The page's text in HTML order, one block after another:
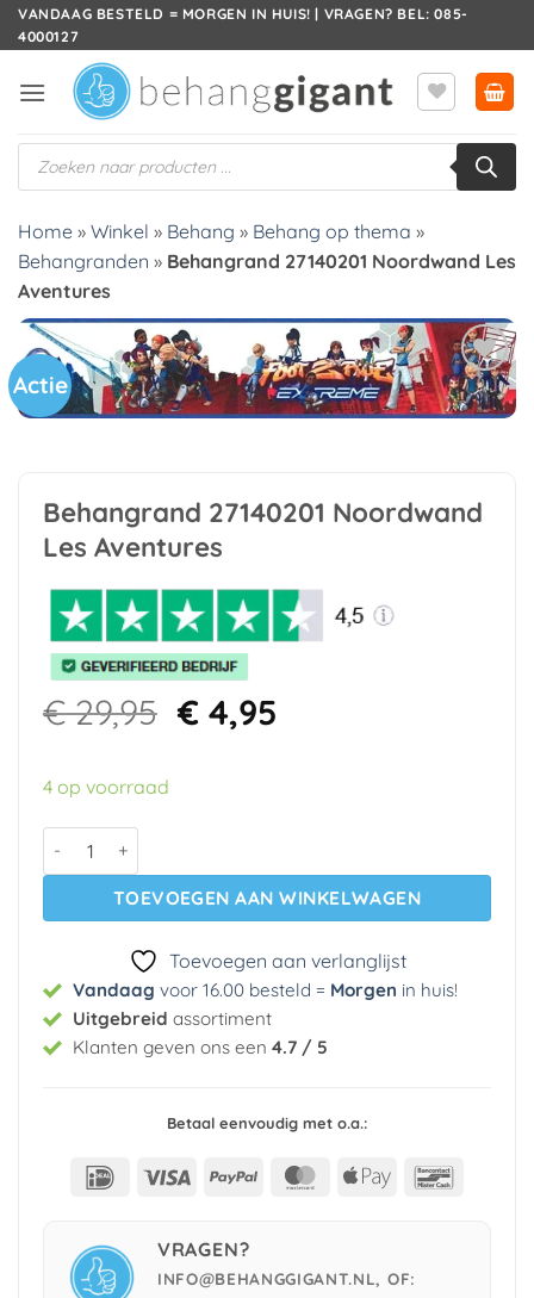
Ga
naar
VANDAAG BESTELD = MORGEN IN HUIS! | VRAGEN? BEL: 085-
4000127
Producten
zoeken
Home » Winkel » Behang » Behang op thema »
Behangranden » Behangrand 27140201 Noordwand Les
Aventures
Actie
Toevoegen
aan
Behangrand 27140201 Noordwand
Les Aventures
€29,95 Oorspronkelijke
prijs
€4,95
4 op voorraad
Behangrand 27140201 Noordwand Les Aventures aantal
TOEVOEGEN AAN WINKELWAGEN
Toevoegen aan verlanglijst
Vandaag voor 16.00 besteld = Morgen in huis!
Uitgebreid assortiment
Klanten geven ons een 4.7 / 5
Betaal eenvoudig met o.a.:
IDeal Visa PayPal MasterCard
Apple
VRAGEN?
INFO@BEHANGGIGANT.NL, OF: